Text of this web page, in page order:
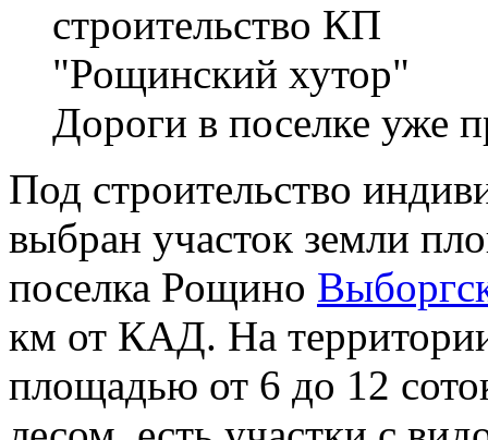
Дороги в поселке уже
Под строительство
выбран участок земли
поселка Рощино
км от КАД. На
площадью от 6 до 12